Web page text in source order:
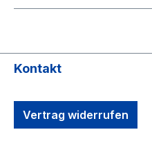
Kontakt
Vertrag widerrufen